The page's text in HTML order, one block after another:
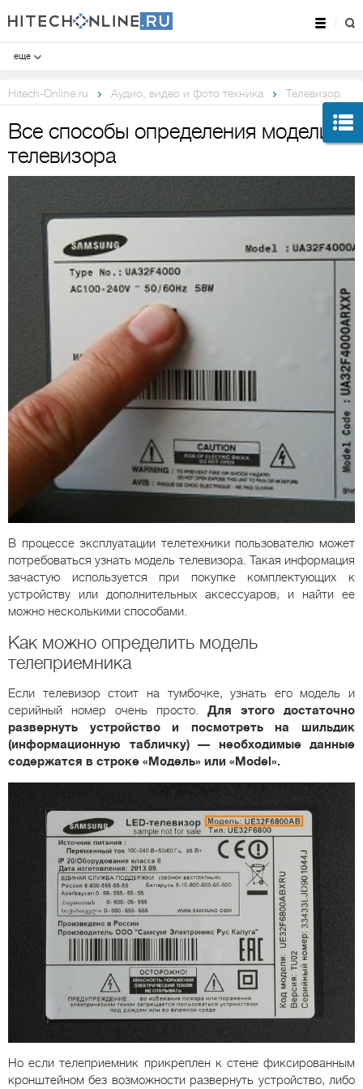
еще
Hitech-Online.ru Аудио, видео и фото техника Телевизор
Все способы определения модели
телевизора
В процессе эксплуатации телетехники пользователю может
потребоваться узнать модель телевизора. Такая информация
зачастую используется при покупке комплектующих к
устройству или дополнительных аксессуаров, и найти ее
можно несколькими способами.
Как можно определить модель
телеприемника
Если телевизор стоит на тумбочке, узнать его модель и
серийный номер очень просто. Для этого достаточно
развернуть устройство и посмотреть на шильдик
(информационную табличку) — необходимые данные
содержатся в строке «Модель» или «Model».
Но если телеприемник прикреплен к стене фиксированным
кронштейном без возможности развернуть устройство, либо